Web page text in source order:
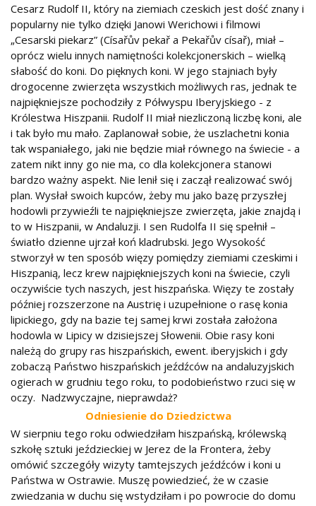
Cesarz Rudolf II, który na ziemiach czeskich jest dość znany i
popularny nie tylko dzięki Janowi Werichowi i filmowi
„Cesarski piekarz” (Císařův pekař a Pekařův císař), miał –
oprócz wielu innych namiętności kolekcjonerskich – wielką
słabość do koni. Do pięknych koni. W jego stajniach były
drogocenne zwierzęta wszystkich możliwych ras, jednak te
najpiękniejsze pochodziły z Półwyspu Iberyjskiego - z
Królestwa Hiszpanii. Rudolf II miał niezliczoną liczbę koni, ale
i tak było mu mało. Zaplanował sobie, że uszlachetni konia
tak wspaniałego, jaki nie będzie miał równego na świecie - a
zatem nikt inny go nie ma, co dla kolekcjonera stanowi
bardzo ważny aspekt. Nie lenił się i zaczął realizować swój
plan. Wysłał swoich kupców, żeby mu jako bazę przyszłej
hodowli przywieźli te najpiękniejsze zwierzęta, jakie znajdą i
to w Hiszpanii, w Andaluzji. I sen Rudolfa II się spełnił –
światło dzienne ujrzał koń kladrubski. Jego Wysokość
stworzył w ten sposób więzy pomiędzy ziemiami czeskimi i
Hiszpanią, lecz krew najpiękniejszych koni na świecie, czyli
oczywiście tych naszych, jest hiszpańska. Więzy te zostały
później rozszerzone na Austrię i uzupełnione o rasę konia
lipickiego, gdy na bazie tej samej krwi została założona
hodowla w Lipicy w dzisiejszej Słowenii. Obie rasy koni
należą do grupy ras hiszpańskich, ewent. iberyjskich i gdy
zobaczą Państwo hiszpańskich jeźdźców na andaluzyjskich
ogierach w grudniu tego roku, to podobieństwo rzuci się w
oczy. Nadzwyczajne, nieprawdaż?
Odniesienie do Dziedzictwa
W sierpniu tego roku odwiedziłam hiszpańską, królewską
szkołę sztuki jeździeckiej w Jerez de la Frontera, żeby
omówić szczegóły wizyty tamtejszych jeźdźców i koni u
Państwa w Ostrawie. Muszę powiedzieć, że w czasie
zwiedzania w duchu się wstydziłam i po powrocie do domu